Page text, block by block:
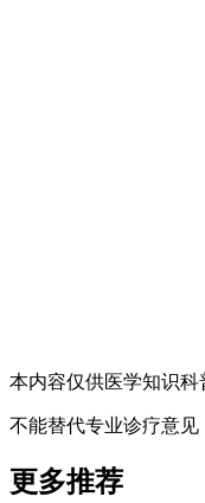
本内容仅供医学知识科
不能替代专业诊疗意
更多推荐